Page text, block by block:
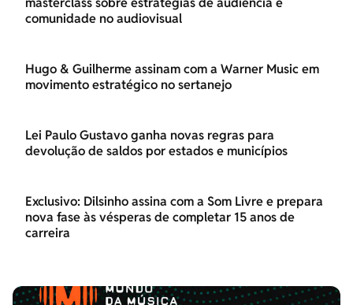
comunidade no audiovisual
Hugo & Guilherme assinam com a Warner Music em
movimento estratégico no sertanejo
Lei Paulo Gustavo ganha novas regras para
devolução de saldos por estados e municípios
Exclusivo: Dilsinho assina com a Som Livre e prepara
nova fase às vésperas de completar 15 anos de
carreira